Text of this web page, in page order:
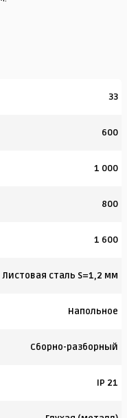
33
600
1 000
800
1 600
Листовая сталь S=1,2 мм
Напольное
Сборно-разборный
IP 21